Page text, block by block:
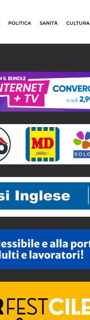
POLITICA SANITÀ CULTURA